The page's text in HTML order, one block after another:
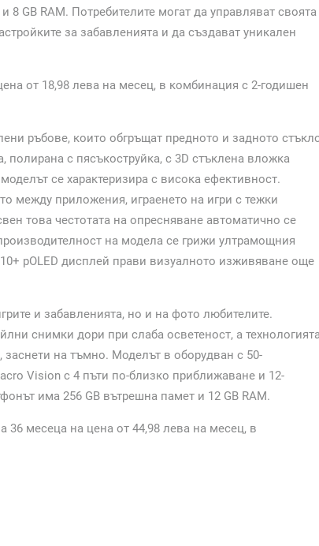
GB RAM. Потребителите могат да управляват своята
за забавленията и да създават уникален
от 18,98 лева на месец, в комбинация с 2-годишен
ръбове, които обгръщат предното и задното
полирана с пясъкоструйка, с 3D стъклена вложка
се характеризира с висока ефективност.
между приложения, играенето на игри с тежки
това честотата на опресняване автоматично се
на модела се грижи ултрамощния
pOLED дисплей прави визуалното изживяване още
и забавленията, но и на фото любителите.
снимки дори при слаба осветеност, а
на тъмно. Моделът в оборудван с 50-
Vision с 4 пъти по-близко приближаване и 12-
има 256 GB вътрешна памет и 12 GB RAM.
36 месеца на цена от 44,98 лева на месец, в